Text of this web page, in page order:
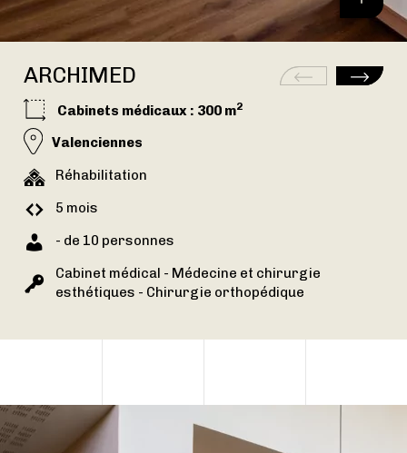
ARCHIMED
Cabinets médicaux: 300 m2
Valenciennes
Réhabilitation
5 mois
- de 10 personnes
Cabinet médical - Médecine et chirurgie
esthétiques - Chirurgie orthopédique